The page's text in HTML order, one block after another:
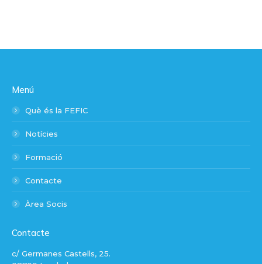
Menú
Què és la FEFIC
Notícies
Formació
Contacte
Àrea Socis
Contacte
c/ Germanes Castells, 25.